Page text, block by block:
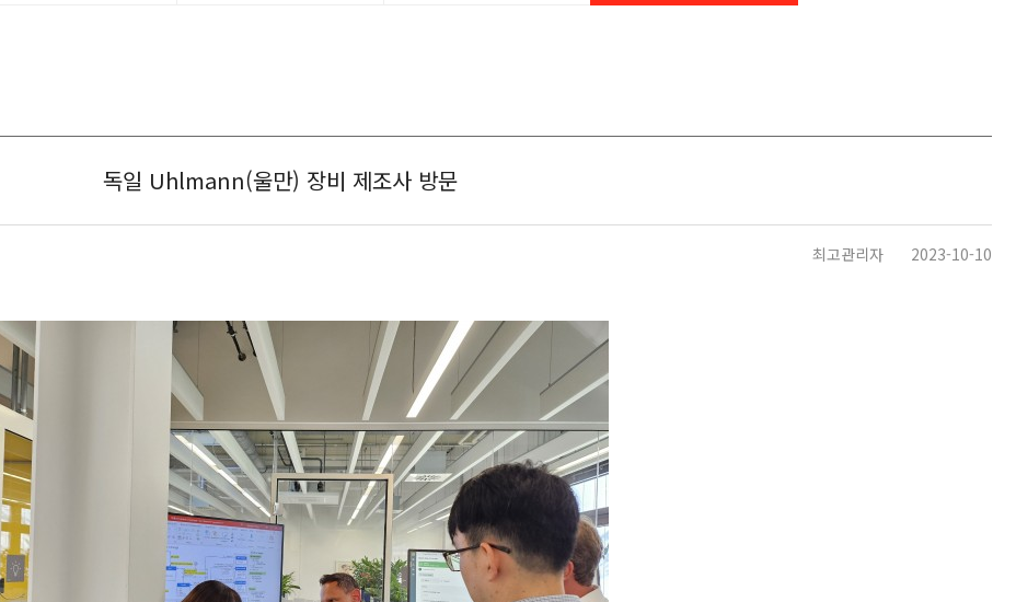
독일 Uhlmann(울만) 장비 제조사 방문
최고관리자 2023-10-10